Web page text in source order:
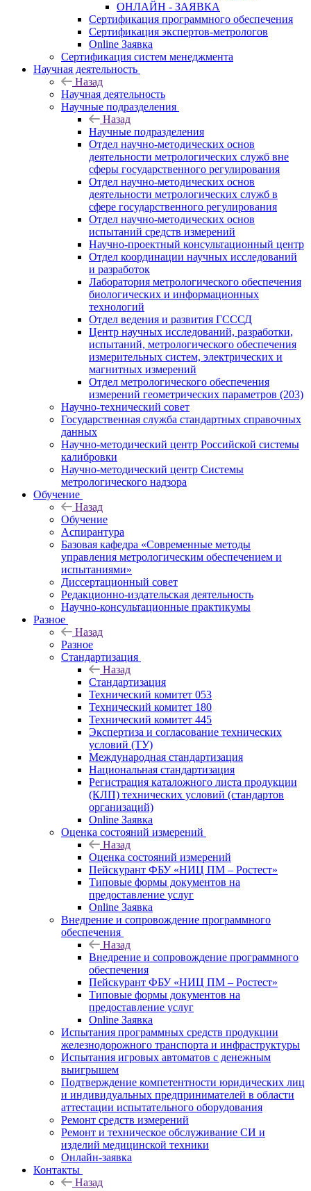
ОНЛАЙН - ЗАЯВКА
Сертификация программного обеспечения
Сертификация экспертов-метрологов
Online Заявка
Сертификация систем менеджмента
Научная деятельность
Назад
Научная деятельность
Научные подразделения
Назад
Научные подразделения
Отдел научно-методических основ
деятельности метрологических служб вне
сферы государственного регулирования
Отдел научно-методических основ
деятельности метрологических служб в
сфере государственного регулирования
Отдел научно-методических основ
испытаний средств измерений
Научно-проектный консультационный центр
Отдел координации научных исследований
и разработок
Лаборатория метрологического обеспечения
биологических и информационных
технологий
Отдел ведения и развития ГСССД
Центр научных исследований, разработки,
испытаний, метрологического обеспечения
измерительных систем, электрических и
магнитных измерений
Отдел метрологического обеспечения
измерений геометрических параметров (203)
Научно-технический совет
Государственная служба стандартных справочных
данных
Научно-методический центр Российской системы
калибровки
Научно-методический центр Системы
метрологического надзора
Обучение
Назад
Обучение
Аспирантура
Базовая кафедра «Современные методы
управления метрологическим обеспечением и
испытаниями»
Диссертационный совет
Редакционно-издательская деятельность
Научно-консультационные практикумы
Разное
Назад
Разное
Стандартизация
Назад
Стандартизация
Технический комитет 053
Технический комитет 180
Технический комитет 445
Экспертиза и согласование технических
условий (ТУ)
Международная стандартизация
Национальная стандартизация
Регистрация каталожного листа продукции
(КЛП) технических условий (стандартов
организаций)
Online Заявка
Оценка состояний измерений
Назад
Оценка состояний измерений
Пейскурант ФБУ «НИЦ ПМ – Ростест»
Типовые формы документов на
предоставление услуг
Online Заявка
Внедрение и сопровождение программного
обеспечения
Назад
Внедрение и сопровождение программного
обеспечения
Пейскурант ФБУ «НИЦ ПМ – Ростест»
Типовые формы документов на
предоставление услуг
Online Заявка
Испытания программных средств продукции
железнодорожного транспорта и инфраструктуры
Испытания игровых автоматов с денежным
выигрышем
Подтверждение компетентности юридических лиц
и индивидуальных предпринимателей в области
аттестации испытательного оборудования
Ремонт средств измерений
Ремонт и техническое обслуживание СИ и
изделий медицинской техники
Онлайн-заявка
Контакты
Назад